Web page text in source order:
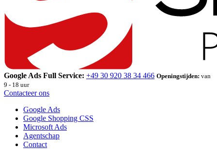
Google Ads Full Service: +49 30 920 38 34 466 Openingstijden: van
9 - 18 uur
Contacteer ons
Google Ads
Google Shopping CSS
Microsoft Ads
Agentschap
Contact